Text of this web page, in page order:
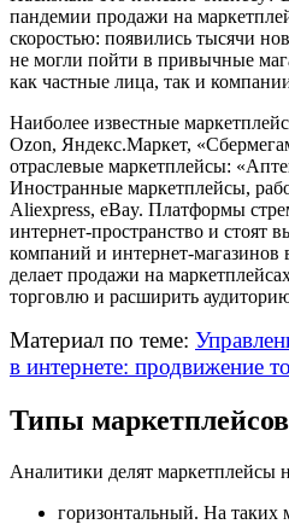
пандемии продажи на
скоростью: появились тысячи
не могли пойти в привычные
как частные лица, так и
Наиболее известные
Ozon, Яндекс.Маркет,
отраслевые маркетплейсы:
Иностранные маркетплейсы,
Aliexpress, eBay. Платформы
интернет-пространство и стоят
компаний и интернет-магазинов
делает продажи на
торговлю и расширить
Материал по теме:
в интернете: продвижение
Типы маркетплейсов
Аналитики делят маркетплейсы
горизонтальный. На таких